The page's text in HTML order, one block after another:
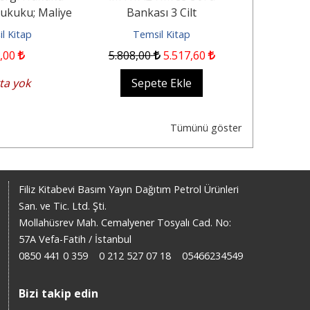
Maliye
- Makro...
Kitap
,00
yok
Bankası 3 Cilt
Temsil Kitap
5.808,00 5.517,60
Sepete Ekle
Tümünü göster
Filiz Kitabevi Basım Yayın Dağıtım Petrol Ürünleri
San. ve Tic. Ltd. Şti.
Mollahüsrev Mah. Cemalyener Tosyalı Cad. No:
57A Vefa-Fatih / İstanbul
0850 441 0 359
0 212 527 07 18 05466234549
Bizi takip edin